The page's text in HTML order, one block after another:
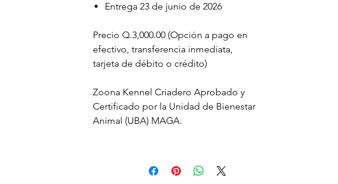
Entrega 23 de junio de 2026
Precio Q.3,000.00 (Opción a pago en
efectivo, transferencia inmediata,
tarjeta de débito o crédito)
Zoona Kennel Criadero Aprobado y
Certificado por la Unidad de Bienestar
Animal (UBA) MAGA.